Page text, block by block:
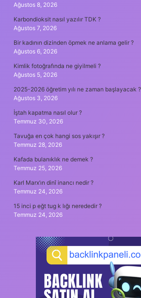
Ağustos 8, 2026
Karbondioksit nasıl yazılır TDK ?
Ağustos 7, 2026
Bir kadının dizinden öpmek ne anlama gelir ?
Ağustos 6, 2026
Kimlik fotoğrafında ne giyilmeli ?
Ağustos 5, 2026
2025-2026 öğretim yılı ne zaman başlayacak ?
Ağustos 3, 2026
İştah kapatma nasıl olur ?
Temmuz 30, 2026
Tavuğa en çok hangi sos yakışır ?
Temmuz 28, 2026
Kafada bulanıklık ne demek ?
Temmuz 25, 2026
Karl Marx’ın dinî inancı nedir ?
Temmuz 24, 2026
15 inci p eğt tug k lığı nerededir ?
Temmuz 24, 2026